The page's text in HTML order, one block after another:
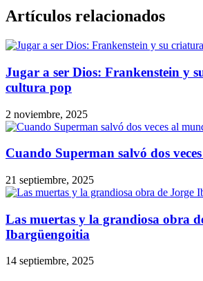
Artículos relacionados
Jugar a ser Dios: Frankenstein y
cultura pop
2 noviembre, 2025
Cuando Superman salvó dos
21 septiembre, 2025
Las muertas y la grandiosa obra
Ibargüengoitia
14 septiembre, 2025